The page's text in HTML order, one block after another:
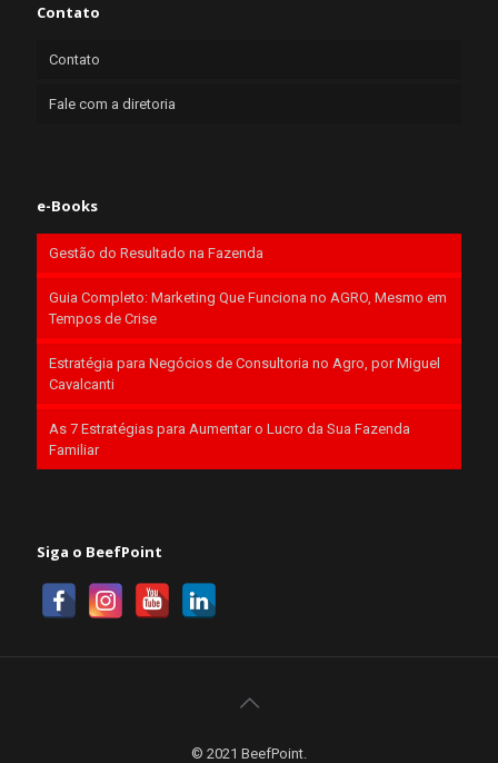
Contato
Contato
Fale com a diretoria
e-Books
Gestão do Resultado na Fazenda
Guia Completo: Marketing Que Funciona no AGRO, Mesmo em
Tempos de Crise
Estratégia para Negócios de Consultoria no Agro, por Miguel
Cavalcanti
As 7 Estratégias para Aumentar o Lucro da Sua Fazenda
Familiar
Siga o BeefPoint
© 2021 BeefPoint.